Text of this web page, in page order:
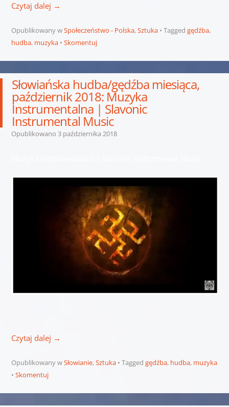
Czytaj dalej →
Opublikowany wSpołeczeństwo - Polska,Sztuka Tagged gędźba,
hudba, muzyka Skomentuj
Słowiańska hudba/gędźba miesiąca,
październik 2018: Muzyka
Instrumentalna | Slavonic
Instrumental Music
Opublikowano 3 października 2018
Czytaj dalej →
Opublikowany wSłowianie,Sztuka Tagged gędźba, hudba, muzyka
Skomentuj